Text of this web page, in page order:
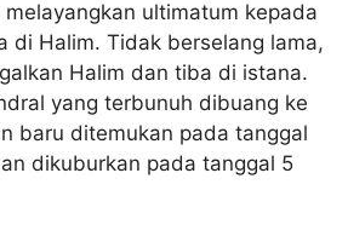
ultimatum kepada
di Halim. Tidak berselang lama,
Halim dan tiba di istana.
yang terbunuh dibuang ke
baru ditemukan pada tanggal
dikuburkan pada tanggal 5